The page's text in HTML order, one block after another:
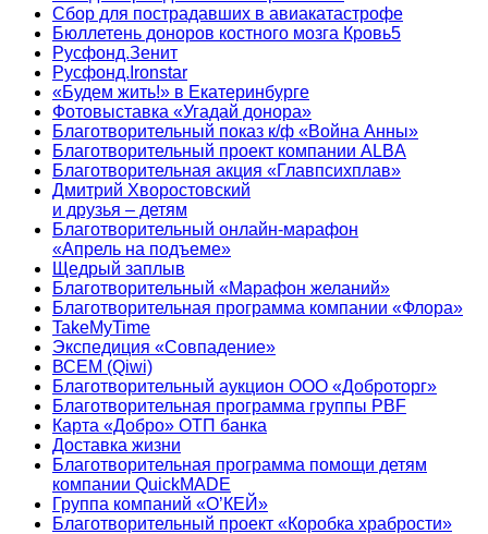
Сбор для пострадавших в авиакатастрофе
Бюллетень доноров костного мозга Кровь5
Русфонд.Зенит
Русфонд.Ironstar
«Будем жить!» в Екатеринбурге
Фотовыставка «Угадай донора»
Благотворительный показ к/ф «Война Анны»
Благотворительный проект компании ALBA
Благотворительная акция «Главпсихплав»
Дмитрий Хворостовский
и друзья – детям
Благотворительный онлайн‑марафон
«Апрель на подъеме»
Щедрый заплыв
Благотворительный «Марафон желаний»
Благотворительная программа компании «Флора»
TakeMyTime
Экспедиция «Совпадение»
ВСЕМ (Qiwi)
Благотворительный аукцион ООО «Доброторг»
Благотворительная программа группы PBF
Карта «Добро» ОТП банка
Доставка жизни
Благотворительная программа помощи детям
компании QuickMADE
Группа компаний «О’КЕЙ»
Благотворительный проект «Коробка храбрости»